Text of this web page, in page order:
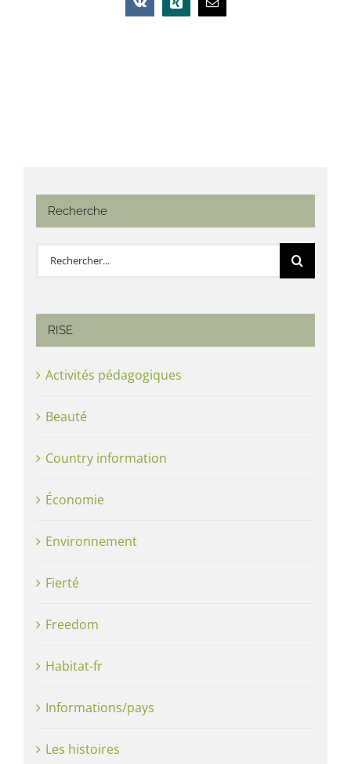
Vk Xing Email
Recherche
Rechercher:
RISE
Activités pédagogiques
Beauté
Country information
Économie
Environnement
Fierté
Freedom
Habitat-fr
Informations/pays
Les histoires